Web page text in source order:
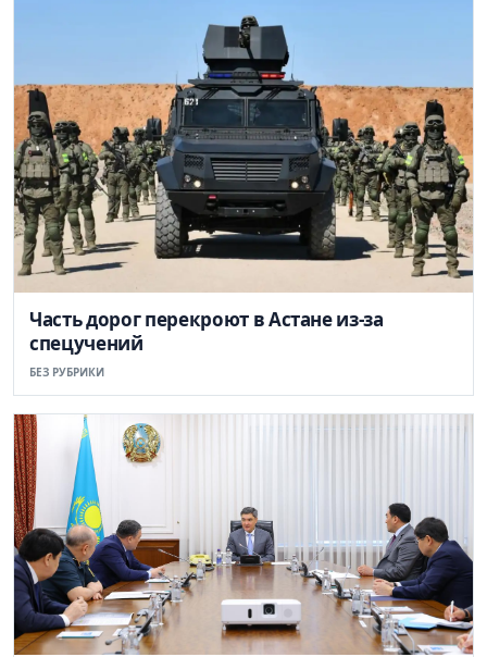
Часть дорог перекроют в Астане из-за
спецучений
БЕЗ РУБРИКИ